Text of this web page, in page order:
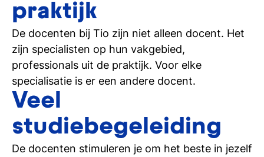
praktijk
De docenten bij Tio zijn niet alleen docent. Het
zijn specialisten op hun vakgebied,
professionals uit de praktijk. Voor elke
specialisatie is er een andere docent.
Veel
studiebegeleiding
De docenten stimuleren je om het beste in jezelf